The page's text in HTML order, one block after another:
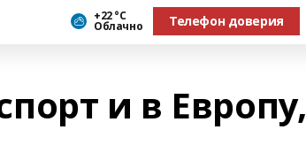
+22 °С
Облачно Телефон доверия
и в Европу,